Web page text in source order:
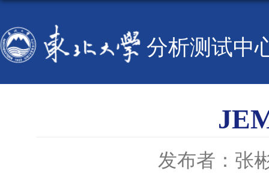
分析测试中
发布者：张